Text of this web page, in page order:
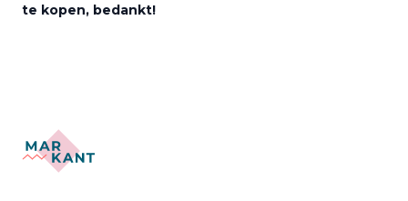
te kopen, bedankt!